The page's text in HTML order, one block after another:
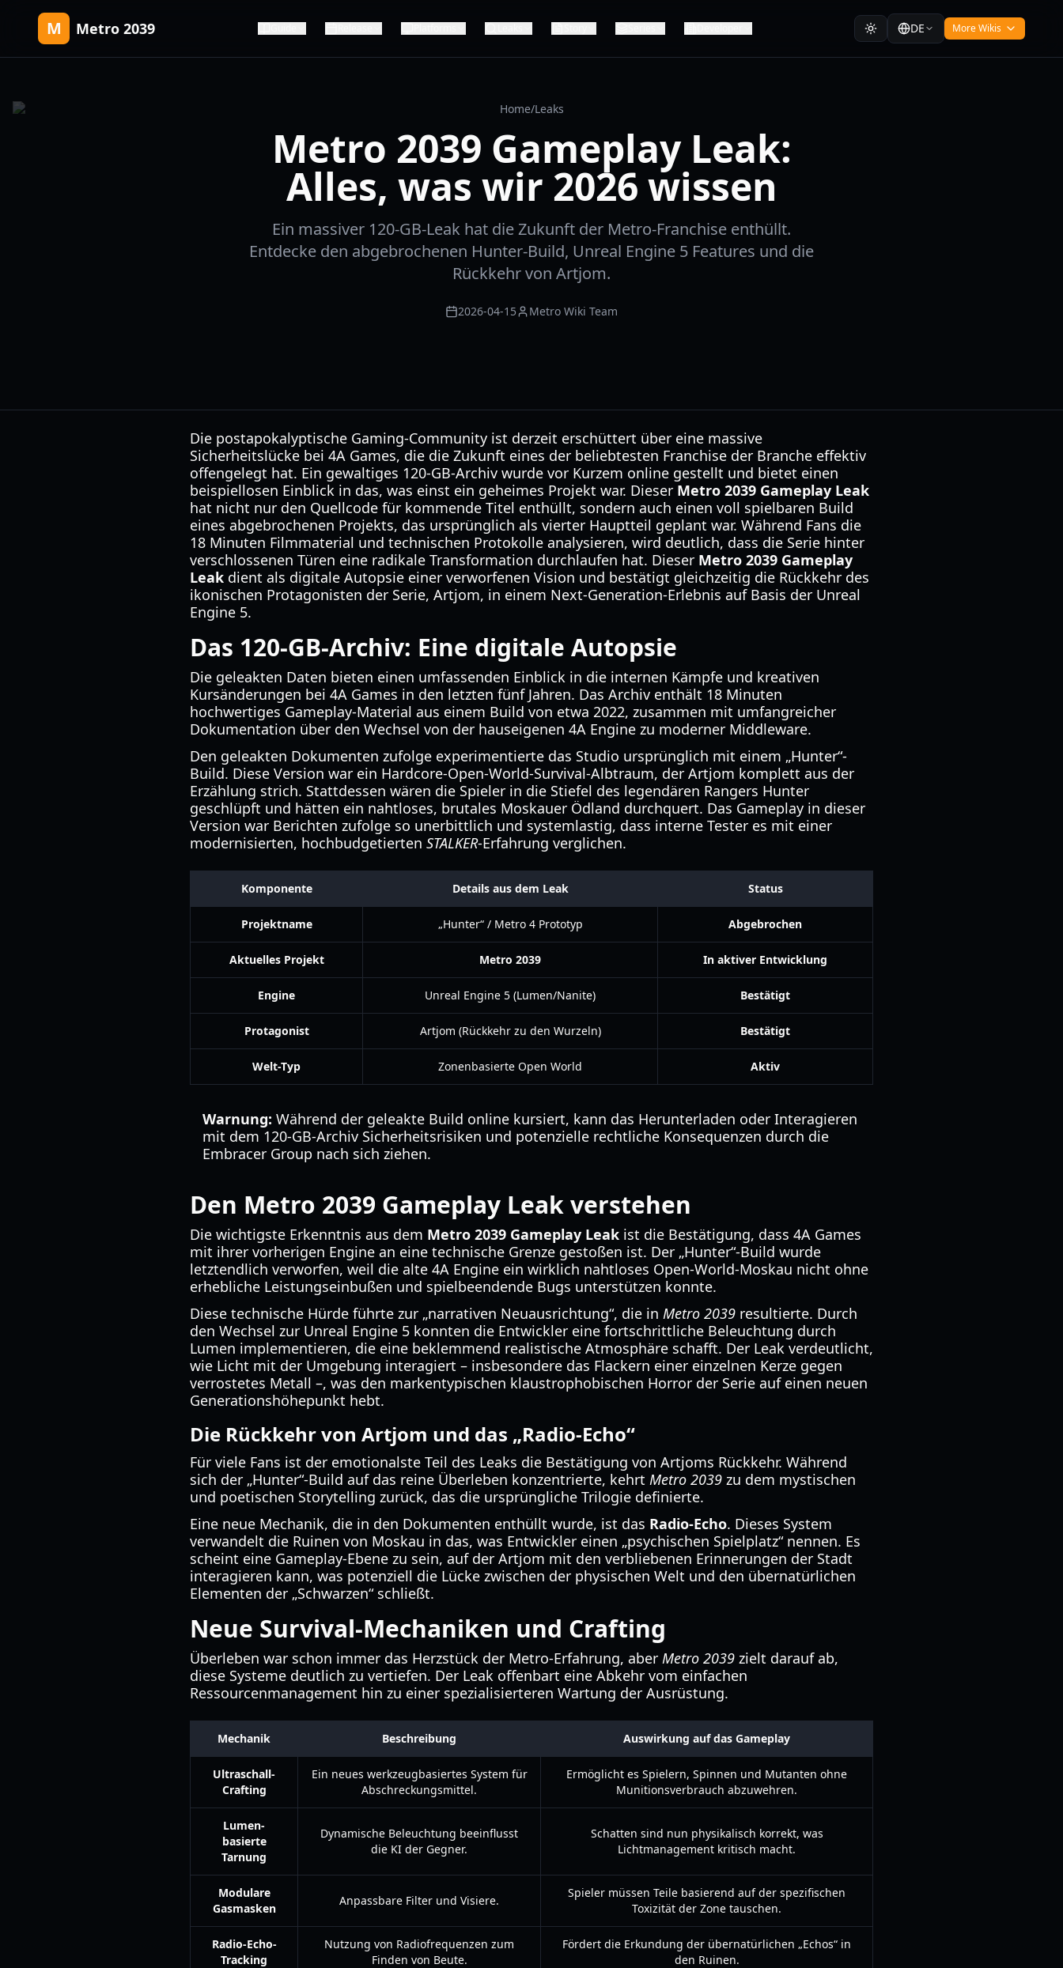
M Metro 2039 DE More Wikis
Home/Leaks
Metro 2039 Gameplay Leak:
Alles, was wir 2026 wissen
Ein massiver 120-GB-Leak hat die Zukunft der Metro-Franchise enthüllt.
Entdecke den abgebrochenen Hunter-Build, Unreal Engine 5 Features und die
Rückkehr von Artjom.
2026-04-15 Metro Wiki Team
Die postapokalyptische Gaming-Community ist derzeit erschüttert über eine massive
Sicherheitslücke bei 4A Games, die die Zukunft eines der beliebtesten Franchise der Branche effektiv
offengelegt hat. Ein gewaltiges 120-GB-Archiv wurde vor Kurzem online gestellt und bietet einen
beispiellosen Einblick in das, was einst ein geheimes Projekt war. Dieser Metro 2039 Gameplay Leak
hat nicht nur den Quellcode für kommende Titel enthüllt, sondern auch einen voll spielbaren Build
eines abgebrochenen Projekts, das ursprünglich als vierter Hauptteil geplant war. Während Fans die
18 Minuten Filmmaterial und technischen Protokolle analysieren, wird deutlich, dass die Serie hinter
verschlossenen Türen eine radikale Transformation durchlaufen hat. Dieser Metro 2039 Gameplay
Leak dient als digitale Autopsie einer verworfenen Vision und bestätigt gleichzeitig die Rückkehr des
ikonischen Protagonisten der Serie, Artjom, in einem Next-Generation-Erlebnis auf Basis der Unreal
Engine 5.
Das 120-GB-Archiv: Eine digitale Autopsie
Die geleakten Daten bieten einen umfassenden Einblick in die internen Kämpfe und kreativen
Kursänderungen bei 4A Games in den letzten fünf Jahren. Das Archiv enthält 18 Minuten
hochwertiges Gameplay-Material aus einem Build von etwa 2022, zusammen mit umfangreicher
Dokumentation über den Wechsel von der hauseigenen 4A Engine zu moderner Middleware.
Den geleakten Dokumenten zufolge experimentierte das Studio ursprünglich mit einem „Hunter“-
Build. Diese Version war ein Hardcore-Open-World-Survival-Albtraum, der Artjom komplett aus der
Erzählung strich. Stattdessen wären die Spieler in die Stiefel des legendären Rangers Hunter
geschlüpft und hätten ein nahtloses, brutales Moskauer Ödland durchquert. Das Gameplay in dieser
Version war Berichten zufolge so unerbittlich und systemlastig, dass interne Tester es mit einer
modernisierten, hochbudgetierten STALKER-Erfahrung verglichen.
Komponente Details aus dem Leak Status
Projektname „Hunter“ / Metro 4 Prototyp Abgebrochen
Aktuelles Projekt Metro 2039 In aktiver Entwicklung
Engine Unreal Engine 5 (Lumen/Nanite) Bestätigt
Protagonist Artjom (Rückkehr zu den Wurzeln) Bestätigt
Welt-Typ Zonenbasierte Open World Aktiv
Warnung: Während der geleakte Build online kursiert, kann das Herunterladen oder Interagieren
mit dem 120-GB-Archiv Sicherheitsrisiken und potenzielle rechtliche Konsequenzen durch die
Embracer Group nach sich ziehen.
Den Metro 2039 Gameplay Leak verstehen
Die wichtigste Erkenntnis aus dem Metro 2039 Gameplay Leak ist die Bestätigung, dass 4A Games
mit ihrer vorherigen Engine an eine technische Grenze gestoßen ist. Der „Hunter“-Build wurde
letztendlich verworfen, weil die alte 4A Engine ein wirklich nahtloses Open-World-Moskau nicht ohne
erhebliche Leistungseinbußen und spielbeendende Bugs unterstützen konnte.
Diese technische Hürde führte zur „narrativen Neuausrichtung“, die in Metro 2039 resultierte. Durch
den Wechsel zur Unreal Engine 5 konnten die Entwickler eine fortschrittliche Beleuchtung durch
Lumen implementieren, die eine beklemmend realistische Atmosphäre schafft. Der Leak verdeutlicht,
wie Licht mit der Umgebung interagiert – insbesondere das Flackern einer einzelnen Kerze gegen
verrostetes Metall –, was den markentypischen klaustrophobischen Horror der Serie auf einen neuen
Generationshöhepunkt hebt.
Die Rückkehr von Artjom und das „Radio-Echo“
Für viele Fans ist der emotionalste Teil des Leaks die Bestätigung von Artjoms Rückkehr. Während
sich der „Hunter“-Build auf das reine Überleben konzentrierte, kehrt Metro 2039 zu dem mystischen
und poetischen Storytelling zurück, das die ursprüngliche Trilogie definierte.
Eine neue Mechanik, die in den Dokumenten enthüllt wurde, ist das Radio-Echo. Dieses System
verwandelt die Ruinen von Moskau in das, was Entwickler einen „psychischen Spielplatz“ nennen. Es
scheint eine Gameplay-Ebene zu sein, auf der Artjom mit den verbliebenen Erinnerungen der Stadt
interagieren kann, was potenziell die Lücke zwischen der physischen Welt und den übernatürlichen
Elementen der „Schwarzen“ schließt.
Neue Survival-Mechaniken und Crafting
Überleben war schon immer das Herzstück der Metro-Erfahrung, aber Metro 2039 zielt darauf ab,
diese Systeme deutlich zu vertiefen. Der Leak offenbart eine Abkehr vom einfachen
Ressourcenmanagement hin zu einer spezialisierteren Wartung der Ausrüstung.
Mechanik Beschreibung Auswirkung auf das Gameplay
Ultraschall-
Crafting
Ein neues werkzeugbasiertes System für
Abschreckungsmittel.
Ermöglicht es Spielern, Spinnen und Mutanten ohne
Munitionsverbrauch abzuwehren.
Lumen-
basierte
Tarnung
Dynamische Beleuchtung beeinflusst
die KI der Gegner.
Schatten sind nun physikalisch korrekt, was
Lichtmanagement kritisch macht.
Modulare
Gasmasken
Anpassbare Filter und Visiere.
Spieler müssen Teile basierend auf der spezifischen
Toxizität der Zone tauschen.
Radio-Echo-
Tracking
Nutzung von Radiofrequenzen zum
Finden von Beute.
Fördert die Erkundung der übernatürlichen „Echos“ in
den Ruinen.